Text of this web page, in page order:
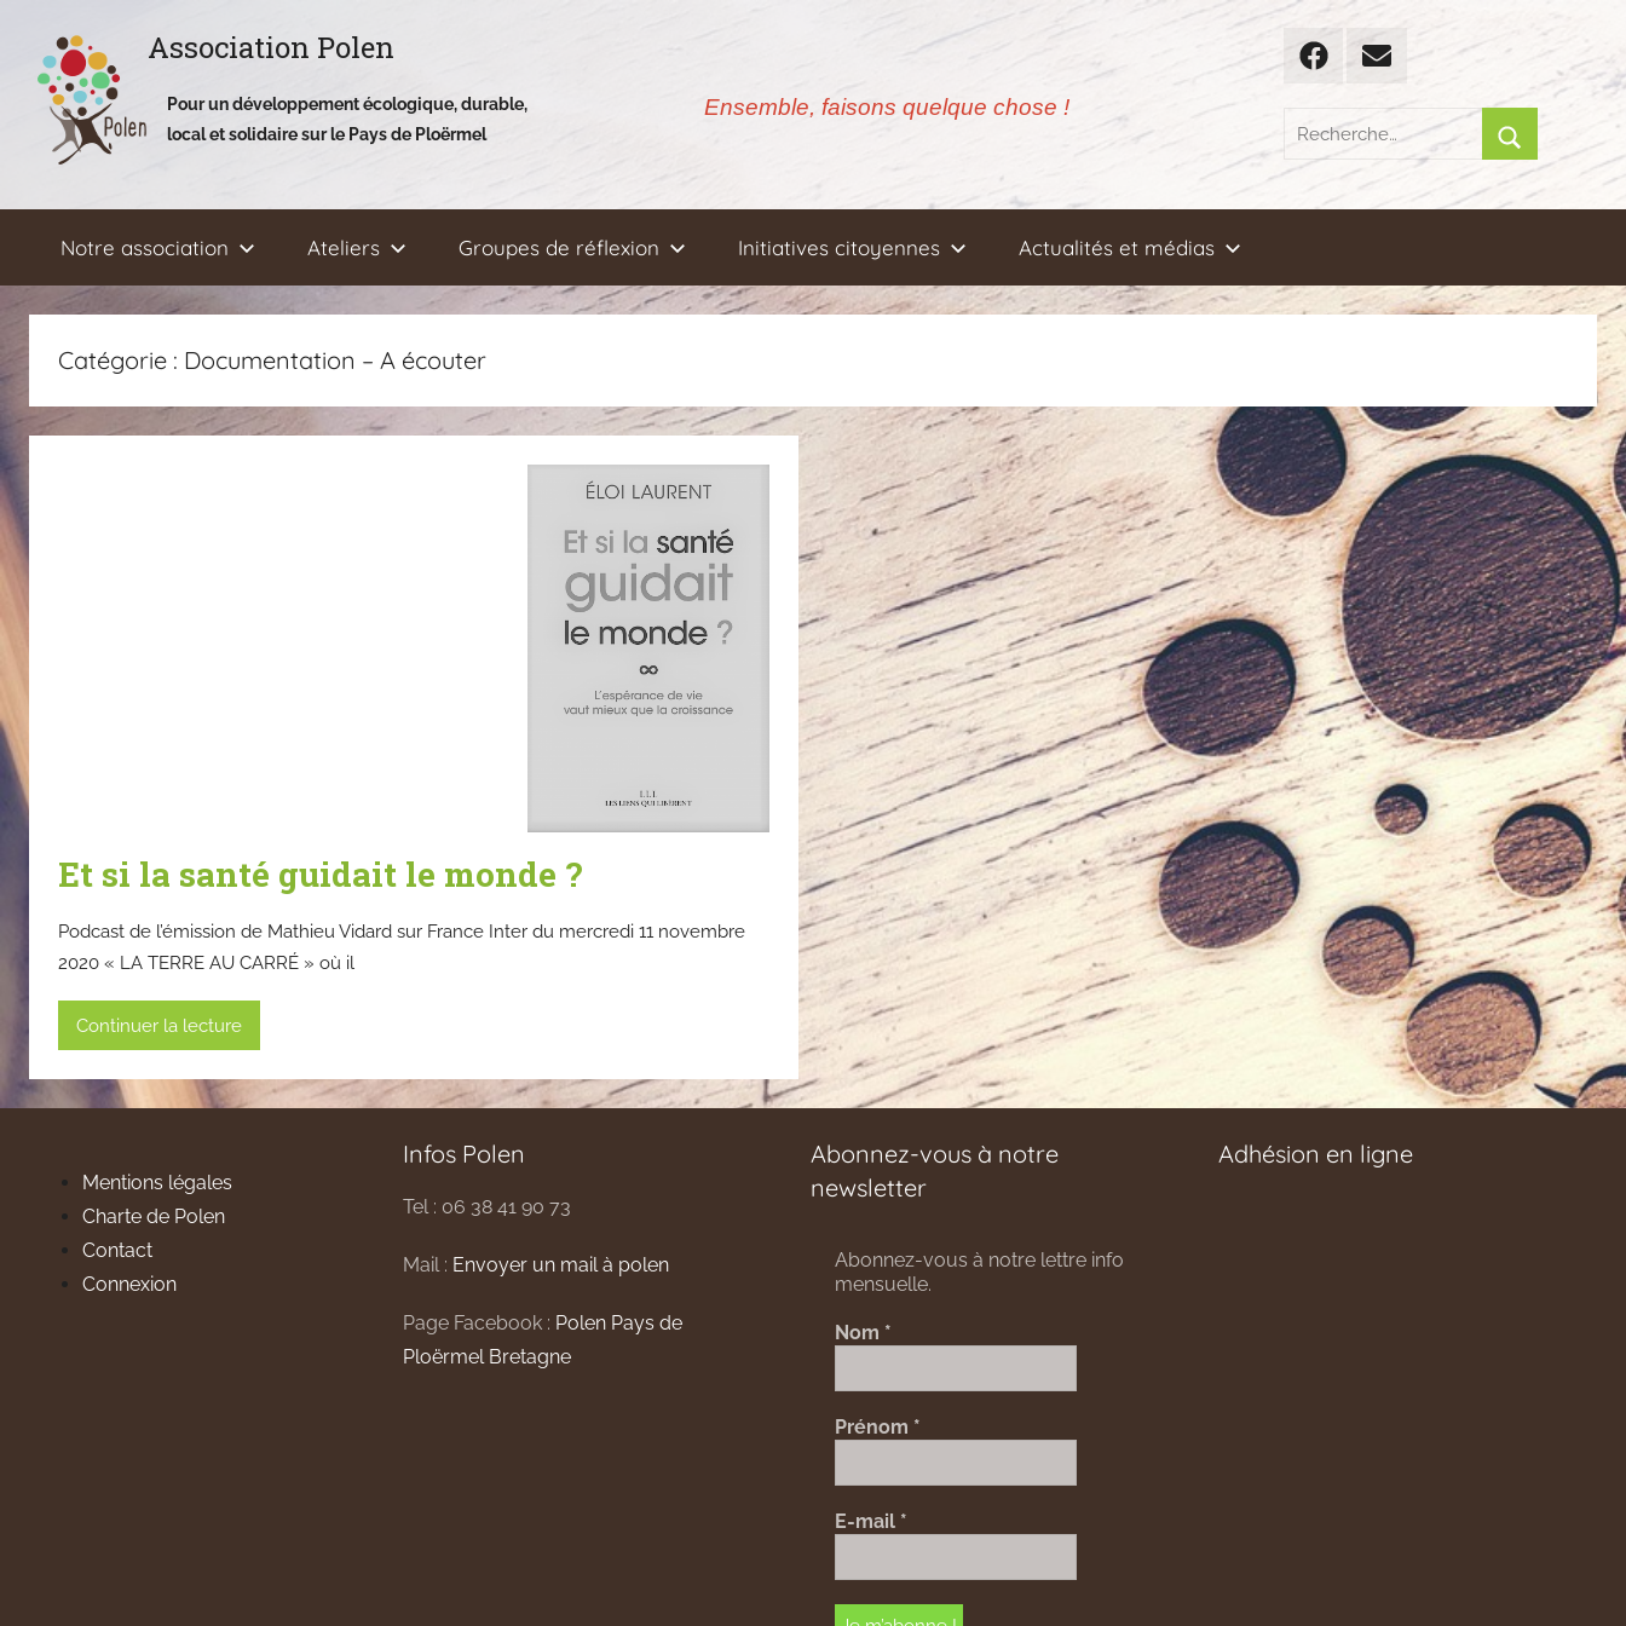
contenu
Association Polen
Pour un développement écologique, durable,
local et solidaire sur le Pays de Ploërmel
Ensemble, faisons quelque chose !
FacebookEmail
Recherche
pour
Rechercher
Notre association Ateliers Groupes de réflexion Initiatives citoyennes Actualités et médias
Catégorie : Documentation – A écouter
Et si la santé guidait le monde ?
Podcast de l’émission de Mathieu Vidard sur France Inter du mercredi 11 novembre
2020 « LA TERRE AU CARRÉ » où il
Continuer la lecture
Mentions légales
Charte de Polen
Contact
Connexion
Infos Polen
Tel : 06 38 41 90 73
Mail : Envoyer un mail à polen
Page Facebook : Polen Pays de
Ploërmel Bretagne
Abonnez-vous à notre
newsletter
Abonnez-vous à notre lettre info
mensuelle.
Nom *
Prénom *
E-mail *
Adhésion en ligne